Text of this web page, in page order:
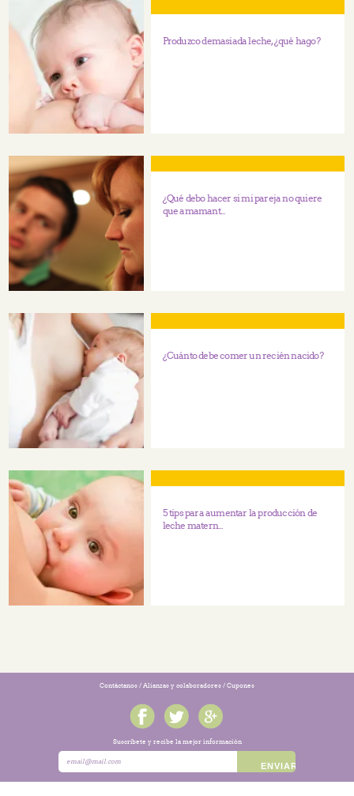
Produzco demasiada leche, ¿qué hago?
¿Qué debo hacer si mi pareja no quiere
que amamant...
¿Cuánto debe comer un recién nacido?
5 tips para aumentar la producción de
leche matern...
Contáctanos / Alianzas y colaboradores / Cupones
Suscríbete y recibe la mejor información